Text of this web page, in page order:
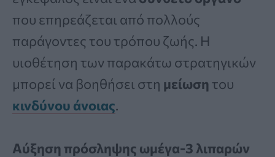
που επηρεάζεται από πολλούς
παράγοντες του τρόπου ζωής. Η
υιοθέτηση των παρακάτω στρατηγικών
μπορεί να βοηθήσει στη μείωση του
κινδύνου άνοιας.
Αύξηση πρόσληψης ωμέγα-3 λιπαρών